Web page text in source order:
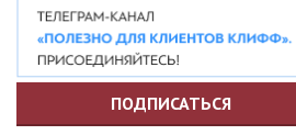
ПОДПИСАТЬСЯ